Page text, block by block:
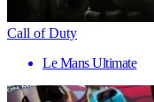
Call of Duty
Le Mans Ultimate